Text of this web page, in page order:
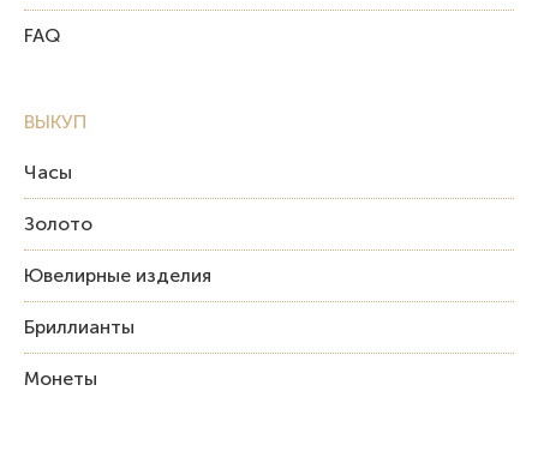
FAQ
ВЫКУП
Часы
Золото
Ювелирные изделия
Бриллианты
Монеты